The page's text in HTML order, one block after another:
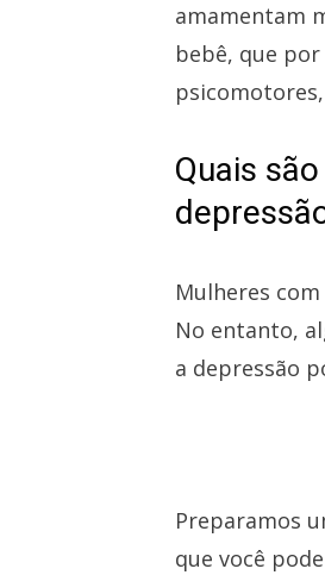
amamentam
bebê, que
Quais
Mulheres
No entanto,
a depressão
Preparamos
que você